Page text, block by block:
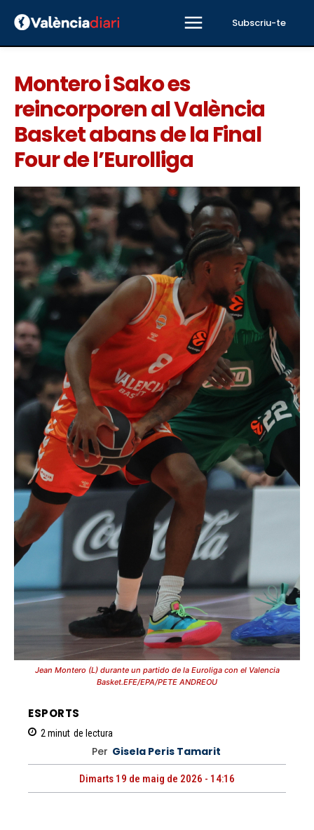
Subscriu-te
Montero i Sako es
reincorporen al València
Basket abans de la Final
Four de l’Eurolliga
Jean Montero (L) durante un partido de la Euroliga con el Valencia
Basket.EFE/EPA/PETE ANDREOU
ESPORTS
2 minut de lectura
Per Gisela Peris Tamarit
Dimarts 19 de maig de 2026 - 14:16